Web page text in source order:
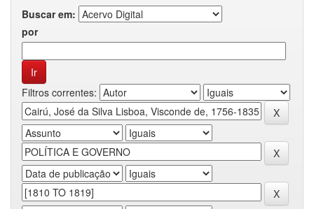
Buscar em:
por
Filtros correntes: